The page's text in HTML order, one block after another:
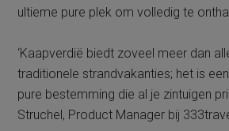
ultieme pure plek om volledig te
‘Kaapverdië biedt zoveel meer dan
traditionele strandvakanties; het is
pure bestemming die al je zintuigen
Struchel, Product Manager bij